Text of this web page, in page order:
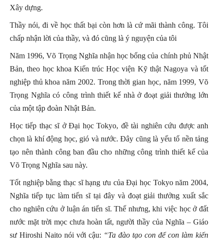
Xây dựng.
Thầy nói, đi về học thất bại còn hơn là cứ mãi thành công. Tôi
chấp nhận lời của thầy, và đó cũng là ý nguyện của tôi
Năm 1996, Võ Trọng Nghĩa nhận học bổng của chính phủ Nhật
Bản, theo học khoa Kiến trúc Học viện Kỹ thật Nagoya và tốt
nghiệp thủ khoa năm 2002. Trong thời gian học, năm 1999, Võ
Trọng Nghĩa có công trình thiết kế nhà ở đoạt giải thưởng lớn
của một tập đoàn Nhật Bản.
Học tiếp thạc sĩ ở Đại học Tokyo, đề tài nghiên cứu được anh
chọn là khí động học, gió và nước. Đây cũng là yếu tố nền tảng
tạo nên thành công ban đầu cho những công trình thiết kế của
Võ Trọng Nghĩa sau này.
Tốt nghiệp bằng thạc sĩ hạng ưu của Đại học Tokyo năm 2004,
Nghĩa tiếp tục làm tiến sĩ tại đây và đoạt giải thưởng xuất sắc
cho nghiên cứu ở luận án tiến sĩ. Thế nhưng, khi việc học ở đất
nước mặt trời mọc chưa hoàn tất, người thầy của Nghĩa – Giáo
sư Hiroshi Naito nói với cậu: “Ta đào tạo con để con làm kiến